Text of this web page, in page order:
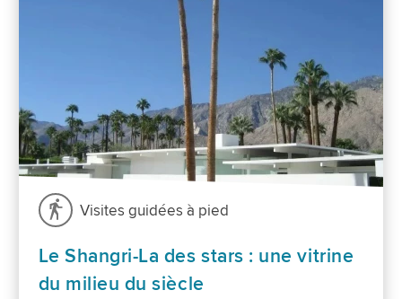
Visites guidées à pied
Le Shangri-La des stars : une vitrine
du milieu du siècle